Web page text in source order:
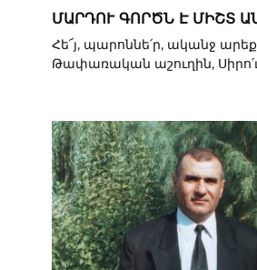
ՄԱՐԴՈՒ ԳՈՐԾՆ Է ՄԻՇՏ
Հե՜յ, պարոննե՛ր, ականջ
Թափառական աշուղին,